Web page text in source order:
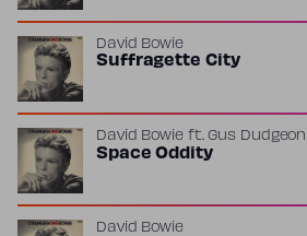
David Bowie
Suffragette City
David Bowieft.Gus Dudgeon
Space Oddity
David Bowie